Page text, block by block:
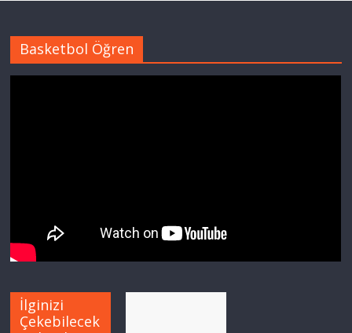
Basketbol Öğren
İlginizi
Çekebilecek